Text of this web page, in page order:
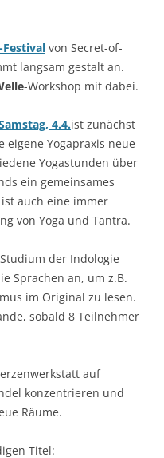
von Secret-of-
langsam gestalt an.
-Workshop mit dabei.
4.4.ist zunächst
Yogapraxis neue
Yogastunden über
ein gemeinsames
auch eine immer
von Yoga und Tantra.
der Indologie
Sprachen an, um z.B.
im Original zu lesen.
sobald 8 Teilnehmer
auf
konzentrieren und
Räume.
Titel: